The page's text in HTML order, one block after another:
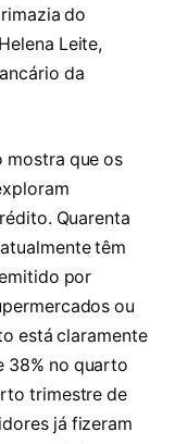
do
Leite,
da
mostra que os
Quarenta
têm
por
ou
está claramente
38% no quarto
trimestre de
já fizeram